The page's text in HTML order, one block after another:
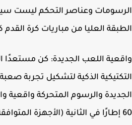
وعناصر التحكم ليست
العليا من مباريات كرة
اللعب الجديدة: كن مستعدًا
الذكية لتشكيل تجربة
والرسوم المتحركة واقعية